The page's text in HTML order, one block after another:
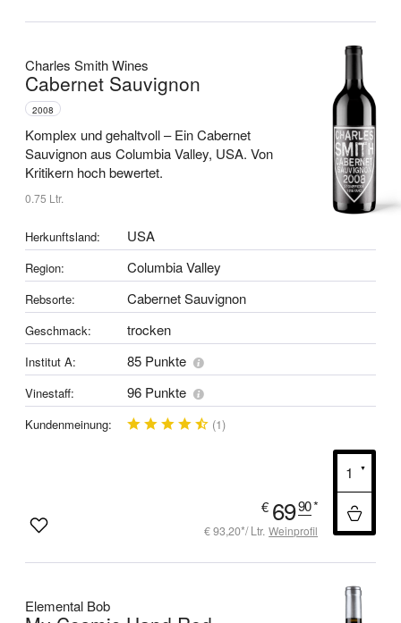
Charles Smith Wines
Cabernet Sauvignon
2008
Komplex und gehaltvoll –Ein Cabernet
Sauvignon aus Columbia Valley, USA. Von
Kritikern hoch bewertet.
0.75 Ltr.
Herkunftsland: USA
Region: Columbia Valley
Rebsorte: Cabernet Sauvignon
Geschmack: trocken
Institut A: 85 Punkte
Vinestaff: 96 Punkte
Kundenmeinung: (1)
€ 6990*
€ 93,20*/ Ltr. Weinprofil
Elemental Bob